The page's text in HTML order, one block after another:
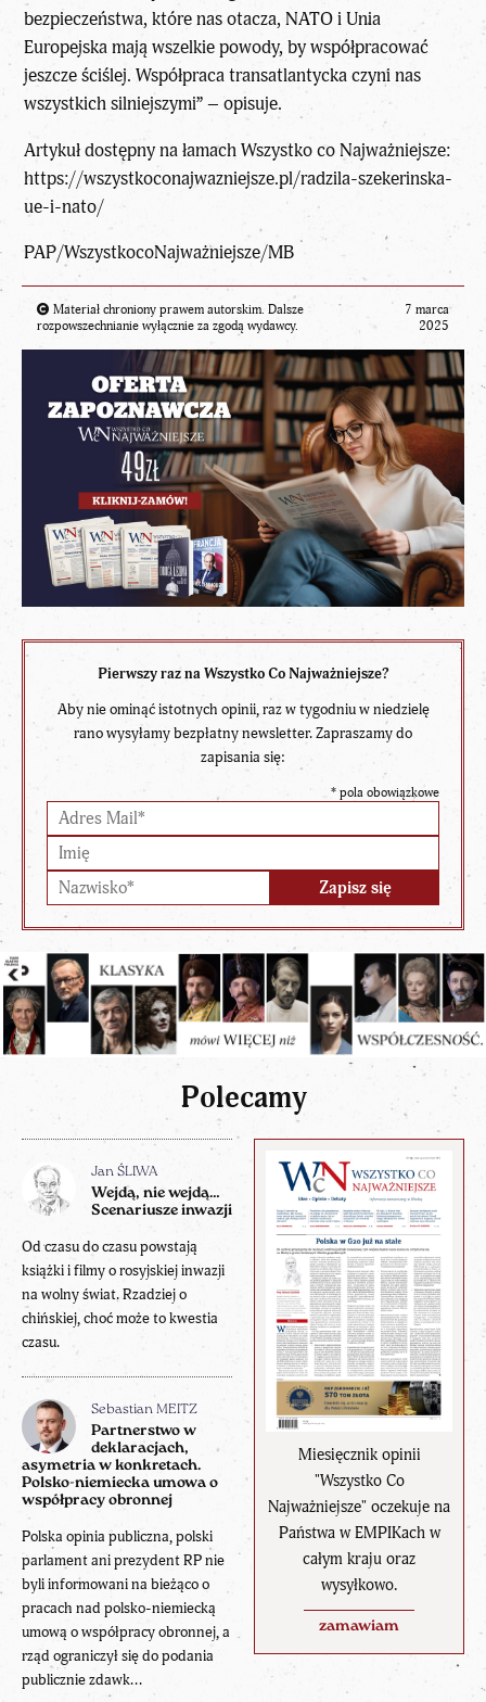
bezpieczeństwa, które nas otacza, NATO i Unia
Europejska mają wszelkie powody, by współpracować
jeszcze ściślej. Współpraca transatlantycka czyni nas
wszystkich silniejszymi” – opisuje.
Artykuł dostępny na łamach Wszystko co Najważniejsze:
https://wszystkoconajwazniejsze.pl/radzila-szekerinska-
ue-i-nato/
PAP/WszystkocoNajważniejsze/MB
Materiał chroniony prawem autorskim. Dalsze
rozpowszechnianie wyłącznie za zgodą wydawcy.
7 marca
2025
Pierwszy raz na Wszystko Co Najważniejsze?
Aby nie ominąć istotnych opinii, raz w tygodniu w niedzielę
rano wysyłamy bezpłatny newsletter. Zapraszamy do
zapisania się:
* pola obowiązkowe
Polecamy
Miesięcznik opinii
"Wszystko Co
Najważniejsze" oczekuje na
Państwa w EMPIKach w
całym kraju oraz
wysyłkowo.
zamawiam
Jan ŚLIWA
Wejdą, nie wejdą…
Scenariusze inwazji
Od czasu do czasu powstają
książki i filmy o rosyjskiej inwazji
na wolny świat. Rzadziej o
chińskiej, choć może to kwestia
czasu.
Sebastian MEITZ
Partnerstwo w
deklaracjach,
asymetria w konkretach.
Polsko-niemiecka umowa o
współpracy obronnej
Polska opinia publiczna, polski
parlament ani prezydent RP nie
byli informowani na bieżąco o
pracach nad polsko-niemiecką
umową o współpracy obronnej, a
rząd ograniczył się do podania
publicznie zdawk...